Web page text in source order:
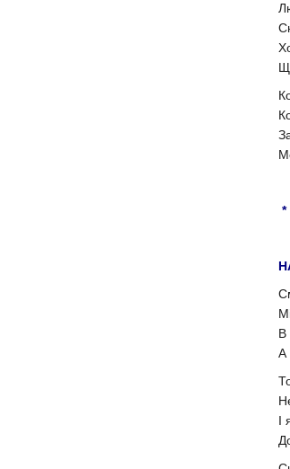
*
В
А
І